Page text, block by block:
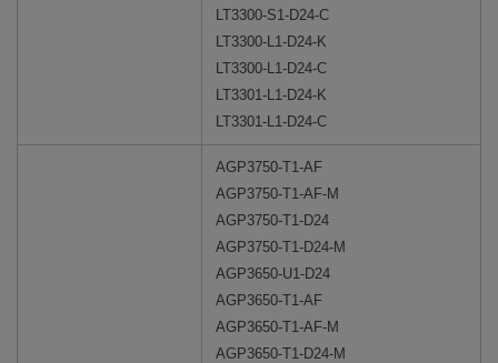
LT3300-S1-D24-C
LT3300-L1-D24-K
LT3300-L1-D24-C
LT3301-L1-D24-K
LT3301-L1-D24-C
AGP3750-T1-AF
AGP3750-T1-AF-M
AGP3750-T1-D24
AGP3750-T1-D24-M
AGP3650-U1-D24
AGP3650-T1-AF
AGP3650-T1-AF-M
AGP3650-T1-D24-M